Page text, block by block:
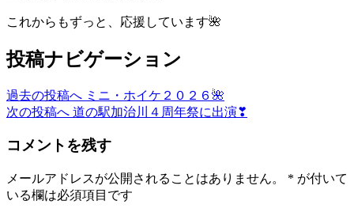
これからもずっと、応援しています🌺
投稿ナビゲーション
過去の投稿へ ミニ・ホイケ２０２６🌺
次の投稿へ 道の駅加治川４周年祭に出演❣
コメントを残す
メールアドレスが公開されることはありません。 * が付いて
いる欄は必須項目です